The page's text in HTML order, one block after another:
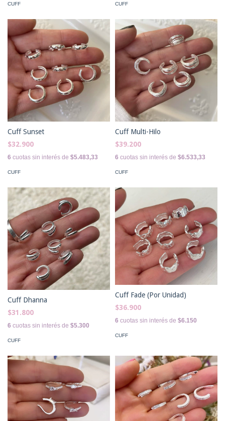
CUFF CUFF
Cuff Sunset
$32.900
6 cuotas sin interés de $5.483,33
CUFF
Cuff Multi-Hilo
$39.200
6 cuotas sin interés de $6.533,33
CUFF
Cuff Dhanna
$31.800
6 cuotas sin interés de $5.300
CUFF
Cuff Fade (Por Unidad)
$36.900
6 cuotas sin interés de $6.150
CUFF